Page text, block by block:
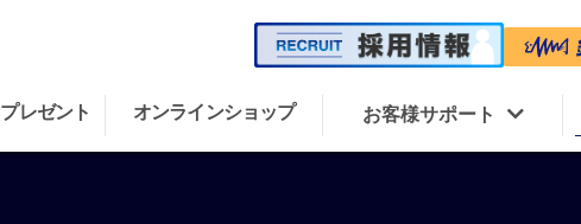
プレゼント オンラインショップ お客様サポート